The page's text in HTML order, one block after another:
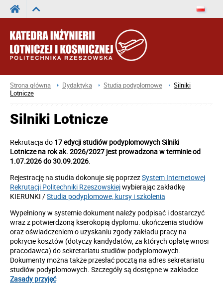
Strona główna Dydaktyka Studia podyplomowe
Silniki
Lotnicze
Silniki Lotnicze
Rekrutacja do 17 edycji studiów podyplomowych Silniki
Lotnicze na rok ak. 2026/2027 jest prowadzona w terminie od
1.07.2026 do 30.09.2026.
Rejestrację na studia dokonuje się poprzezSystem Internetowej
Rekrutacji Politechniki Rzeszowskiejwybierając zakładkę
KIERUNKI /Studia podyplomowe, kursy i szkolenia
Wypełniony w systemie dokument należy podpisać i dostarczyć
wraz z potwierdzoną kserokopią dyplomu. ukończenia studiów
oraz oświadczeniem o uzyskaniu zgody zakładu pracy na
pokrycie kosztów (dotyczy kandydatów, za których opłatę wnosi
pracodawca) do sekretariatu studiów podyplomowych.
Dokumenty można także przesłać pocztą na adres sekretariatu
studiów podyplomowych. Szczegóły są dostępne w zakładce
Zasady przyjęć